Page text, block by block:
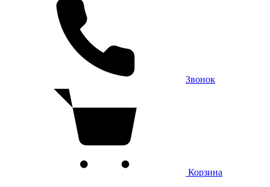
Звонок
Корзина